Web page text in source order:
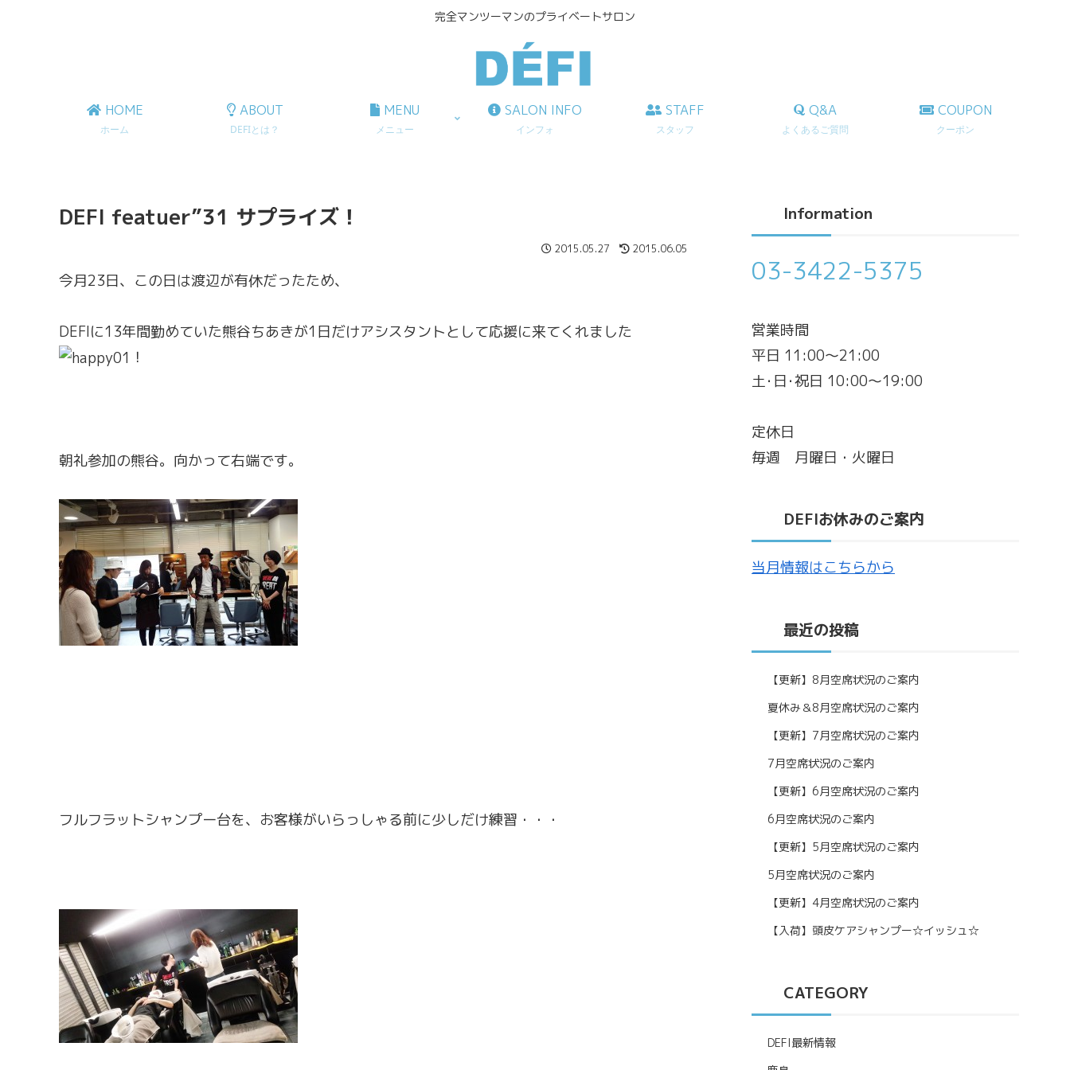
完全マンツーマンのプライベートサロン
HOME
ホーム
ABOUT
DEFIとは？
MENU
メニュー
SALON INFO
インフォ
STAFF
スタッフ
Q&A
よくあるご質問
COUPON
クーポン
DEFI featuer”31 サプライズ！
2015.05.27 2015.06.05
今月23日、この日は渡辺が有休だったため、
DEFIに13年間勤めていた熊谷ちあきが1日だけアシスタントとして応援に来てくれました
！
朝礼参加の熊谷。向かって右端です。
フルフラットシャンプー台を、お客様がいらっしゃる前に少しだけ練習・・・
Information
03-3422-5375
営業時間
平日 11:00～21:00
土･日･祝日 10:00～19:00
定休日
毎週 月曜日・火曜日
DEFIお休みのご案内
当月情報はこちらから
最近の投稿
【更新】8月空席状況のご案内
夏休み＆8月空席状況のご案内
【更新】7月空席状況のご案内
7月空席状況のご案内
【更新】6月空席状況のご案内
6月空席状況のご案内
【更新】5月空席状況のご案内
5月空席状況のご案内
【更新】4月空席状況のご案内
【入荷】頭皮ケアシャンプー☆イッシュ☆
CATEGORY
DEFI最新情報